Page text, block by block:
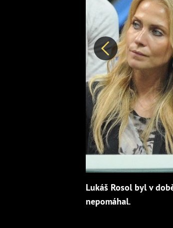
Předchozí
Lukáš Rosol byl v
nepomáhal.